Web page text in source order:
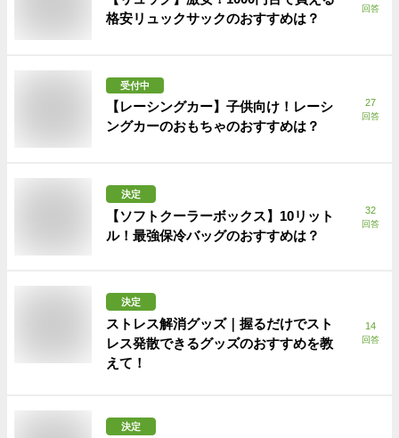
格安リュックサックのおすすめは？
回答
受付中
【レーシングカー】子供向け！レーシ
ングカーのおもちゃのおすすめは？
27
回答
決定
【ソフトクーラーボックス】10リット
ル！最強保冷バッグのおすすめは？
32
回答
決定
ストレス解消グッズ｜握るだけでスト
レス発散できるグッズのおすすめを教
えて！
14
回答
決定